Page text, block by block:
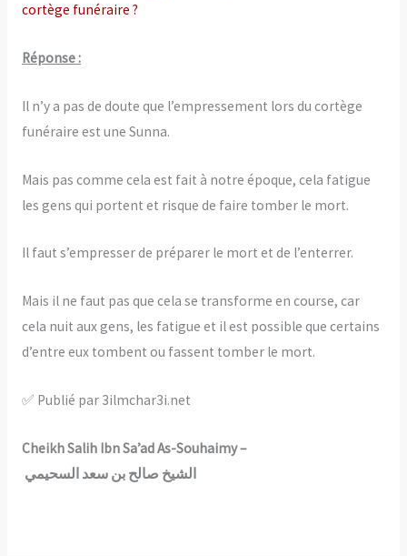
cortège funéraire ?
Réponse :
Il n’y a pas de doute que l’empressement lors du cortège
funéraire est une Sunna.
Mais pas comme cela est fait à notre époque, cela fatigue
les gens qui portent et risque de faire tomber le mort.
Il faut s’empresser de préparer le mort et de l’enterrer.
Mais il ne faut pas que cela se transforme en course, car
cela nuit aux gens, les fatigue et il est possible que certains
d’entre eux tombent ou fassent tomber le mort.
✅ Publié par 3ilmchar3i.net
Cheikh Salih Ibn Sa’ad As-Souhaimy –
الشيخ صالح بن سعد السحيمي